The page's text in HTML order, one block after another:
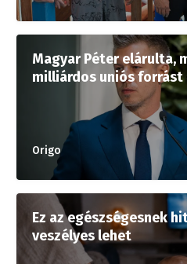
Magyar Péter elárulta,
milliárdos uniós forrást
Origo
Ez az egészségesnek
veszélyes lehet